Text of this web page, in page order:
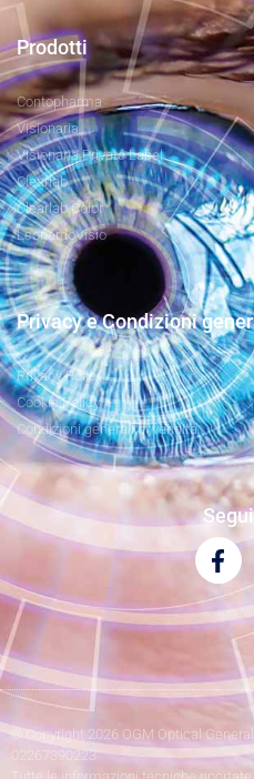
Prodotti
Contopharma
Visionaria
Visionaria Private Label
Clearlab
Clearlab Color
LeonardoVisio
Privacy e Condizioni
Privacy Policy
Cookie Policy
Condizioni generali di vendita
® Copyright 2026 OGM Optical
02267390223